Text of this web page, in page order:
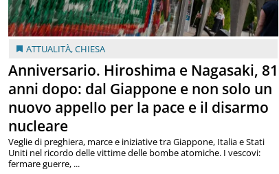
ATTUALITÀ,CHIESA
Anniversario. Hiroshima e Nagasaki, 81
anni dopo: dal Giappone e non solo un
nuovo appello per la pace e il disarmo
nucleare
Veglie di preghiera, marce e iniziative tra Giappone, Italia e Stati
Uniti nel ricordo delle vittime delle bombe atomiche. I vescovi:
fermare guerre, ...